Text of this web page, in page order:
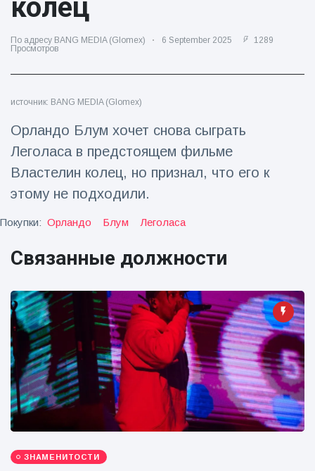
Путешествия и приключения
Последние новости
фокусника из
наручников
вызвал смех у
аудитории
Просмотров
Консерваторы
отмечают
рождение
первого
тапира в
зоопарке
за 14 лет
16 July
179
Просмотров
Мужчина из
арестован
после запуска
фейерверков из
движущейся
машины
16 July
161
Просмотров
колец
По адресу BANG MEDIA (Glomex) 6 September 2025
1289
Просмотров
источник: BANG MEDIA (Glomex)
Орландо Блум хочет снова сыграть
Леголаса в предстоящем фильме
Властелин колец, но признал, что его к
этому не подходили.
Покупки: Орландо Блум Леголаса
Связанные должности
ЗНАМЕНИТОСТИ